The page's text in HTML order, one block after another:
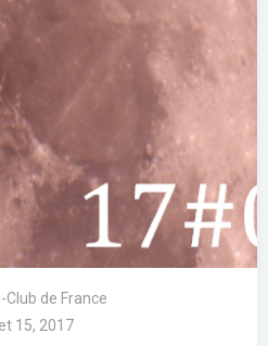
Club de France
15, 2017